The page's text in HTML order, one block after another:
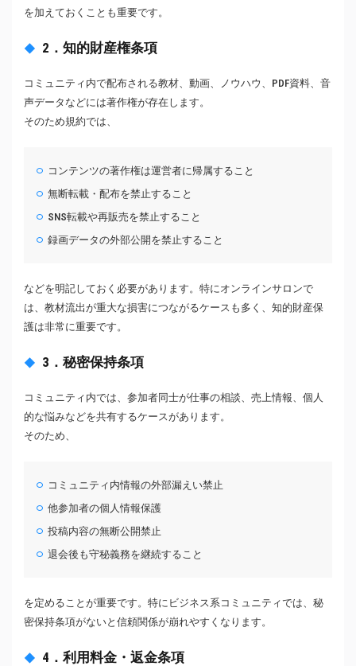
を加えておくことも重要です。
2．知的財産権条項
コミュニティ内で配布される教材、動画、ノウハウ、PDF資料、音
声データなどには著作権が存在します。
そのため規約では、
コンテンツの著作権は運営者に帰属すること
無断転載・配布を禁止すること
SNS転載や再販売を禁止すること
録画データの外部公開を禁止すること
などを明記しておく必要があります。特にオンラインサロンで
は、教材流出が重大な損害につながるケースも多く、知的財産保
護は非常に重要です。
3．秘密保持条項
コミュニティ内では、参加者同士が仕事の相談、売上情報、個人
的な悩みなどを共有するケースがあります。
そのため、
コミュニティ内情報の外部漏えい禁止
他参加者の個人情報保護
投稿内容の無断公開禁止
退会後も守秘義務を継続すること
を定めることが重要です。特にビジネス系コミュニティでは、秘
密保持条項がないと信頼関係が崩れやすくなります。
4．利用料金・返金条項